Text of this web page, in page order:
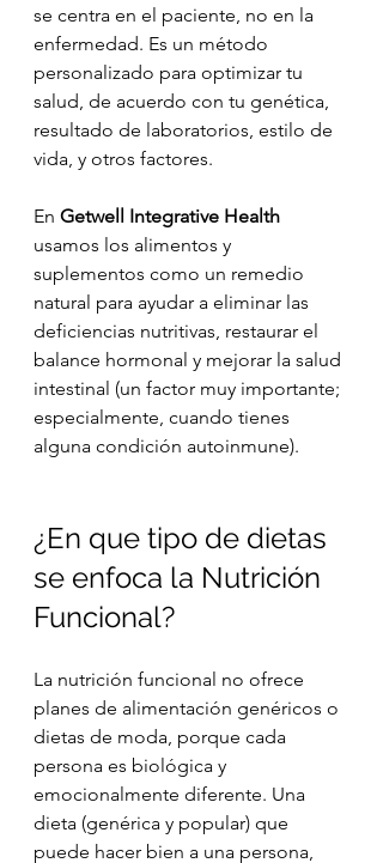
se centra en el paciente, no en la
enfermedad. Es un método
personalizado para optimizar tu
salud, de acuerdo con tu genética,
resultado de laboratorios, estilo de
vida, y otros factores.
En Getwell Integrative Health
usamos los alimentos y
suplementos como un remedio
natural para ayudar a eliminar las
deficiencias nutritivas, restaurar el
balance hormonal y mejorar la salud
intestinal (un factor muy importante;
especialmente, cuando tienes
alguna condición autoinmune).
¿En que tipo de dietas
se enfoca la Nutrición
Funcional?
La nutrición funcional no ofrece
planes de alimentación genéricos o
dietas de moda, porque cada
persona es biológica y
emocionalmente diferente. Una
dieta (genérica y popular) que
puede hacer bien a una persona,